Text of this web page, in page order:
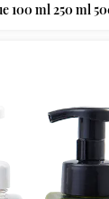
100 ml 250 ml